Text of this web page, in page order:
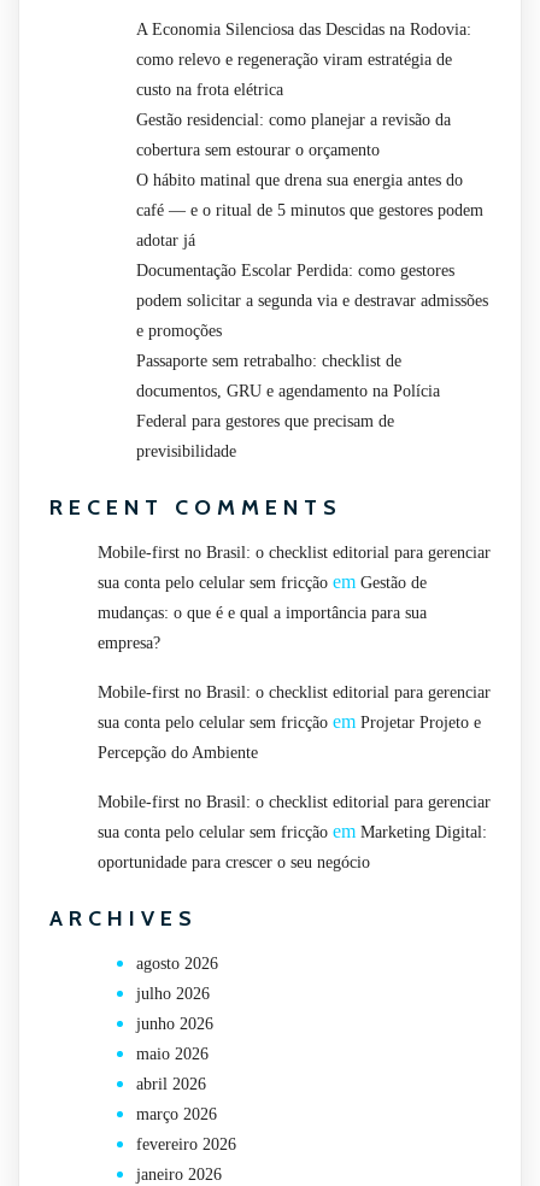
A Economia Silenciosa das Descidas na Rodovia:
como relevo e regeneração viram estratégia de
custo na frota elétrica
Gestão residencial: como planejar a revisão da
cobertura sem estourar o orçamento
O hábito matinal que drena sua energia antes do
café — e o ritual de 5 minutos que gestores podem
adotar já
Documentação Escolar Perdida: como gestores
podem solicitar a segunda via e destravar admissões
e promoções
Passaporte sem retrabalho: checklist de
documentos, GRU e agendamento na Polícia
Federal para gestores que precisam de
previsibilidade
RECENT COMMENTS
Mobile-first no Brasil: o checklist editorial para gerenciar
sua conta pelo celular sem fricção em Gestão de
mudanças: o que é e qual a importância para sua
empresa?
Mobile-first no Brasil: o checklist editorial para gerenciar
sua conta pelo celular sem fricção em Projetar Projeto e
Percepção do Ambiente
Mobile-first no Brasil: o checklist editorial para gerenciar
sua conta pelo celular sem fricção em Marketing Digital:
oportunidade para crescer o seu negócio
ARCHIVES
agosto 2026
julho 2026
junho 2026
maio 2026
abril 2026
março 2026
fevereiro 2026
janeiro 2026